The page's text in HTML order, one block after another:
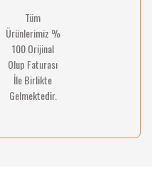
Tüm
Ürünlerimiz %
100 Orijinal
Olup Faturası
İle Birlikte
Gelmektedir.